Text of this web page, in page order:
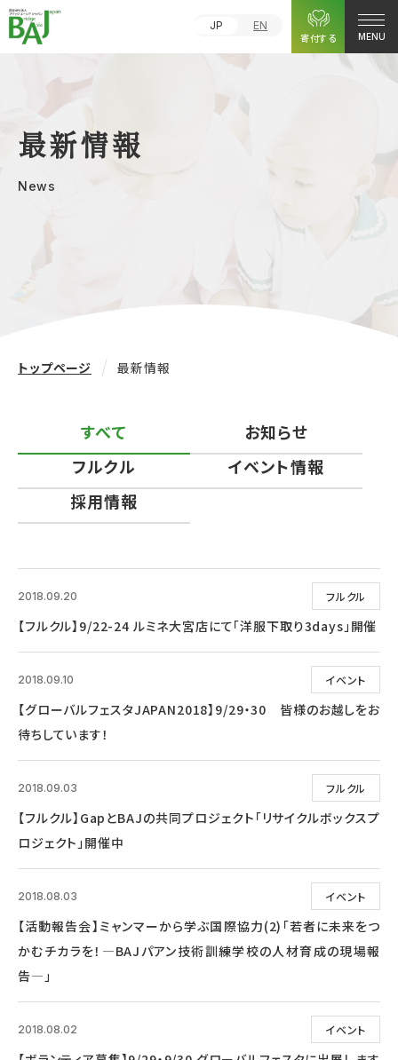
JP
EN
寄付する
MENU
最新情報
News
トップページ 最新情報
すべて
お知らせ
フルクル
イベント情報
採用情報
フルクル
2018.09.20
【フルクル】9/22-24 ルミネ大宮店にて「洋服下取り3days」開催
イベント
2018.09.10
【グローバルフェスタJAPAN2018】9/29・30 皆様のお越しをお
待ちしています！
フルクル
2018.09.03
【フルクル】GapとBAJの共同プロジェクト「リサイクルボックスプ
ロジェクト」開催中
イベント
2018.08.03
【活動報告会】ミャンマーから学ぶ国際協力(2)「若者に未来をつ
かむチカラを！―BAJパアン技術訓練学校の人材育成の現場報
告―」
イベント
2018.08.02